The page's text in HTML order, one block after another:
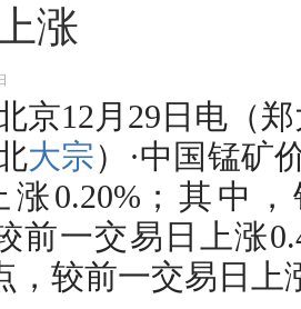
涨
京12月29日电（
大宗）·中国锰矿
涨0.20%；其中
前一交易日上涨
，较前一交易日上